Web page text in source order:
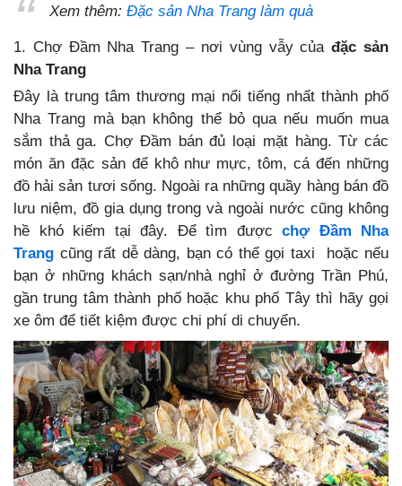
Xem thêm: Đặc sản Nha Trang làm quà
1. Chợ Đầm Nha Trang – nơi vùng vẫy củađặc sản
Nha Trang
Đây là trung tâm thương mại nổi tiếng nhất thành phố
Nha Trang mà bạn không thể bỏ qua nếu muốn mua
sắm thả ga. Chợ Đầm bán đủ loại mặt hàng. Từ các
món ăn đặc sản để khô như mực, tôm, cá đến những
đồ hải sản tươi sống. Ngoài ra những quầy hàng bán đồ
lưu niệm, đồ gia dụng trong và ngoài nước cũng không
hề khó kiếm tại đây. Để tìm được chợ Đầm Nha
Trang cũng rất dễ dàng, bạn có thể gọi taxi hoặc nếu
bạn ở những khách sạn/nhà nghỉ ở đường Trần Phú,
gần trung tâm thành phố hoặc khu phố Tây thì hãy gọi
xe ôm để tiết kiệm được chi phí di chuyển.